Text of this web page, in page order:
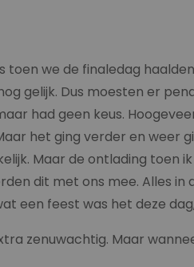
we de finaledag
gelijk. Dus moesten er
had geen keus.
het ging verder en weer
Maar de ontlading toen
dit met ons mee. Alles in
een feest was het deze
zenuwachtig. Maar